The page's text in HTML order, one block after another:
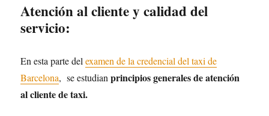
Atención al cliente y calidad del
servicio:
En esta parte delexamen de la credencial del taxi de
Barcelona, se estudianprincipios generales de atención
al cliente de taxi.